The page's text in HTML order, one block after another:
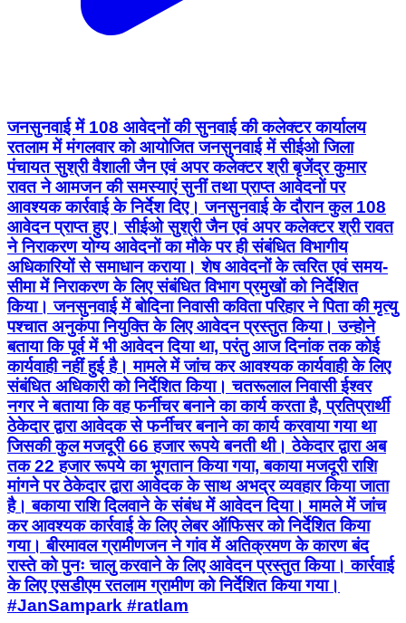
जनसुनवाई में 108 आवेदनों की सुनवाई की कलेक्टर कार्यालय
रतलाम में मंगलवार को आयोजित जनसुनवाई में सीईओ जिला
पंचायत सुश्री वैशाली जैन एवं अपर कलेक्टर श्री बृजेंद्र कुमार
रावत ने आमजन की समस्याएं सुनीं तथा प्राप्त आवेदनों पर
आवश्यक कार्रवाई के निर्देश दिए। जनसुनवाई के दौरान कुल 108
आवेदन प्राप्त हुए। सीईओ सुश्री जैन एवं अपर कलेक्टर श्री रावत
ने निराकरण योग्य आवेदनों का मौके पर ही संबंधित विभागीय
अधिकारियों से समाधान कराया। शेष आवेदनों के त्वरित एवं समय-
सीमा में निराकरण के लिए संबंधित विभाग प्रमुखों को निर्देशित
किया। जनसुनवाई में बोदिना निवासी कविता परिहार ने पिता की मृत्यु
पश्चात अनुकंपा नियुक्ति के लिए आवेदन प्रस्तुत किया। उन्होने
बताया कि पूर्व में भी आवेदन दिया था, परंतु आज दिनांक तक कोई
कार्यवाही नहीं हुई है। मामले में जांच कर आवश्यक कार्यवाही के लिए
संबंधित अधिकारी को निर्देशित किया। चतरूलाल निवासी ईश्वर
नगर ने बताया कि वह फर्नीचर बनाने का कार्य करता है, प्रतिप्रार्थी
ठेकेदार द्वारा आवेदक से फर्नीचर बनाने का कार्य करवाया गया था
जिसकी कुल मजदूरी 66 हजार रूपये बनती थी। ठेकेदार द्वारा अब
तक 22 हजार रूपये का भूगतान किया गया, बकाया मजदूरी राशि
मांगने पर ठेकेदार द्वारा आवेदक के साथ अभद्र व्यवहार किया जाता
है। बकाया राशि दिलवाने के संबंध में आवेदन दिया। मामले में जांच
कर आवश्यक कार्रवाई के लिए लेबर ऑफिसर को निर्देशित किया
गया। बीरमावल ग्रामीणजन ने गांव में अतिक्रमण के कारण बंद
रास्ते को पुनः चालु करवाने के लिए आवेदन प्रस्तुत किया। कार्रवाई
के लिए एसडीएम रतलाम ग्रामीण को निर्देशित किया गया।
#JanSampark #ratlam